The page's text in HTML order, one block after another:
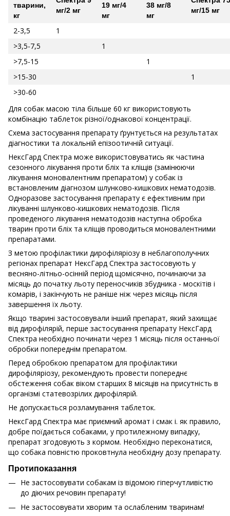
тварини,
кг
мг/2 мг
19 мг/4
мг
38 мг/8
мг
мг/15 мг
2-3,5
1
>3,5-7,5
1
>7,5-15
1
>15-30
1
>30-60
Для собак масою тіла більше 60 кг використовують
комбінацію таблеток різної/однакової концентрації.
Схема застосування препарату ґрунтується на результатах
діагностики та локальній епізоотичній ситуації.
НексГард Спектра може використовуватись як частина
сезонного лікування проти бліх та кліщів (замінюючи
лікування моновалентним препаратом) у собак із
встановленим діагнозом шлунково-кишкових нематодозів.
Одноразове застосування препарату є ефективним при
лікуванні шлунково-кишкових нематодозів. Після
проведеного лікування нематодозів наступна обробка
тварин проти бліх та кліщів проводиться моновалентними
препаратами.
З метою профілактики дирофіляріозу в неблагополучних
регіонах препарат НексГард Спектра застосовують у
весняно-літньо-осінній період щомісячно, починаючи за
місяць до початку льоту переносчиків збудника - москітів і
комарів, і закінчують не раніше ніж через місяць після
завершення їх льоту.
Якщо тварині застосовували інший препарат, який захищає
від дирофілярій, перше застосування препарату НексГард
Спектра необхідно починати через 1 місяць після останньої
обробки попереднім препаратом.
Перед обробкою препаратом для профілактики
дирофіляріозу, рекомендують провести попереднє
обстеження собак віком старших 8 місяців на присутність в
організмі статевозрілих дирофілярій.
Не допускається розламування таблеток.
НексГард Спектра має приємний аромат і смак і. як правило,
добре поїдається собаками, у протилежному випадку,
препарат згодовують з кормом. Необхідно переконатися,
що собака повністю проковтнула необхідну дозу препарату.
Протипоказання
Не застосовувати собакам із відомою гіперчутливістю
до діючих речовин препарату!
Не застосовувати хворим та ослабленим тваринам!